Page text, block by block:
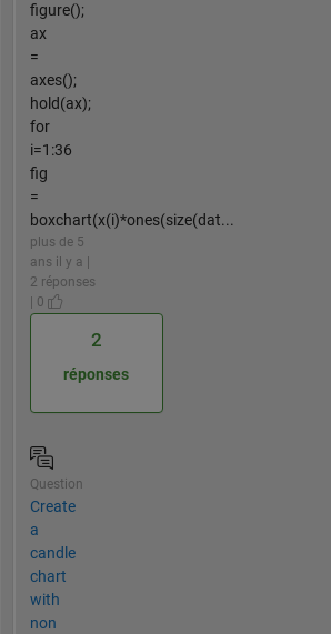
figure();
ax
=
axes();
hold(ax);
for
i=1:36
fig
=
boxchart(x(i)*ones(size(dat...
plus de 5
ans il y a |
2 réponses
| 0
2
réponses
Question
Create
a
candle
chart
with
non